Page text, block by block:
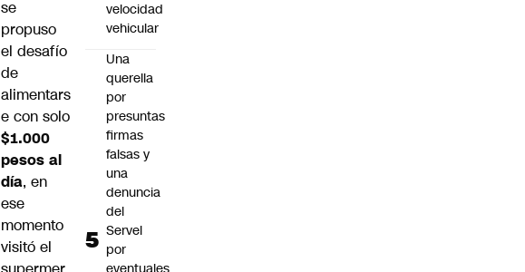
se
propuso
el desafío
de
alimentars
e con solo
$1.000
pesos al
día, en
ese
momento
visitó el
velocidad
vehicular
Una
querella
por
presuntas
firmas
falsas y
una
denuncia
del
Servel
por